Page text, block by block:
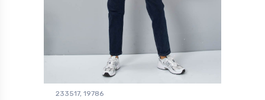
233517, 19786